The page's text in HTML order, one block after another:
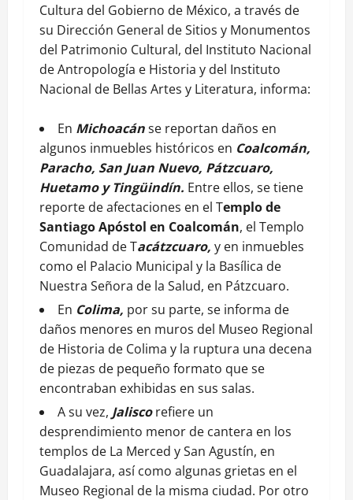
Cultura del Gobierno de México, a través de
su Dirección General de Sitios y Monumentos
del Patrimonio Cultural, del Instituto Nacional
de Antropología e Historia y del Instituto
Nacional de Bellas Artes y Literatura, informa:
En Michoacánse reportan daños en
algunos inmuebles históricos en Coalcomán,
Paracho, San Juan Nuevo, Pátzcuaro,
Huetamo y Tingüindín. Entre ellos, se tiene
reporte de afectaciones en el Templo de
Santiago Apóstol en Coalcomán, el Templo
Comunidad de Tacátzcuaro, y en inmuebles
como el Palacio Municipal y la Basílica de
Nuestra Señora de la Salud, en Pátzcuaro.
En Colima, por su parte, se informa de
daños menores en muros del Museo Regional
de Historia de Colima y la ruptura una decena
de piezas de pequeño formato que se
encontraban exhibidas en sus salas.
A su vez, Jaliscorefiere un
desprendimiento menor de cantera en los
templos de La Merced y San Agustín, en
Guadalajara, así como algunas grietas en el
Museo Regional de la misma ciudad. Por otro